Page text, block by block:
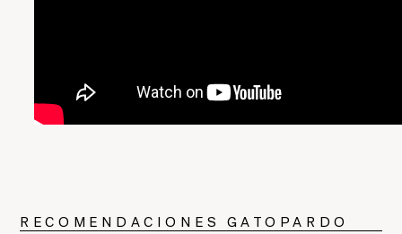
RECOMENDACIONES GATOPARDO